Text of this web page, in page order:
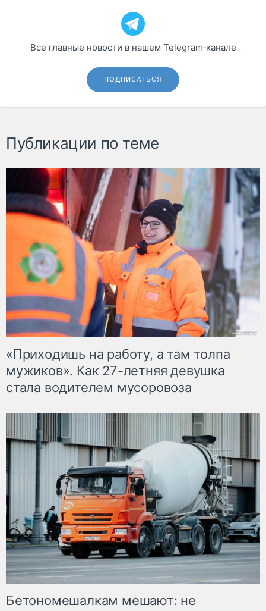
Все главные новости в нашем Telegram‑канале
ПОДПИСАТЬСЯ
Публикации по теме
«Приходишь на работу, а там толпа
мужиков». Как 27-летняя девушка
стала водителем мусоровоза
Бетономешалкам мешают: не